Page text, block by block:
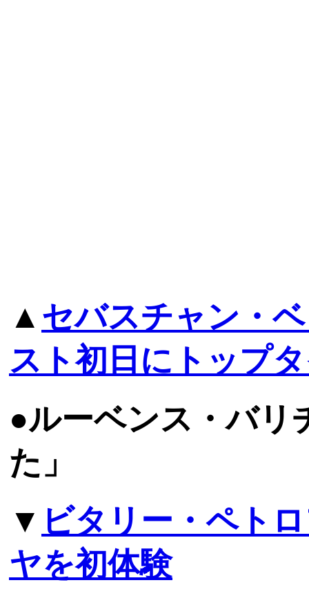
▲ セバスチャン・
スト初日にトップ
●ルーベンス・バリ
た」
▼ ビタリー・ペト
ヤを初体験